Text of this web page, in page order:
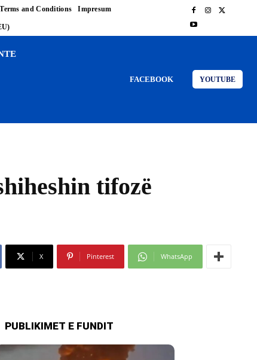
Terms and Conditions Impresum
FACEBOOK YOUTUBE
tifozë
X Pinterest WhatsApp
PUBLIKIMET E FUNDIT